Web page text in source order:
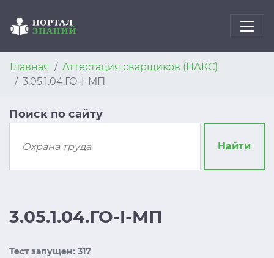
Главная
Аттестация сварщиков (НАКС)
3.05.1.04.ГО-I-МП
Поиск по сайту
Найти
3.05.1.04.ГО-I-МП
Тест запущен: 317